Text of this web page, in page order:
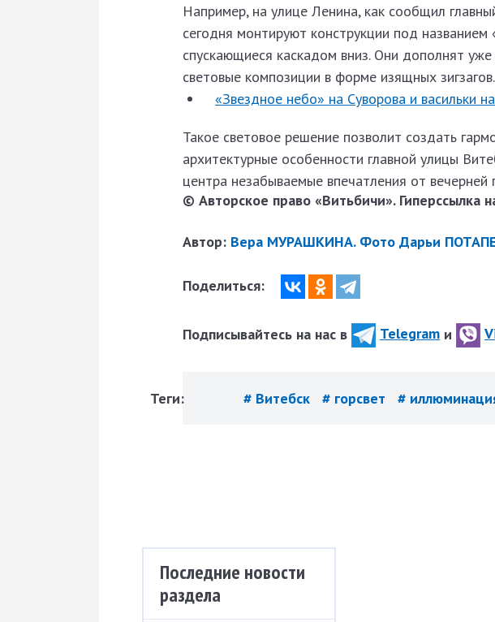
Например, на улице Ленина, как сообщил
сегодня монтируют конструкции под
спускающиеся каскадом вниз. Они дополнят
световые композиции в форме изящных зигзагов.
«Звездное небо» на Суворова и васильки
Такое световое решение позволит создать
архитектурные особенности главной улицы
центра незабываемые впечатления от вечерней
© Авторское право «Витьбичи». Гиперссылка
Автор: Вера МУРАШКИНА. Фото Дарьи
Поделиться:
Подписывайтесь на нас в Telegram и
Теги: # Витебск # горсвет #
Последние новости
раздела